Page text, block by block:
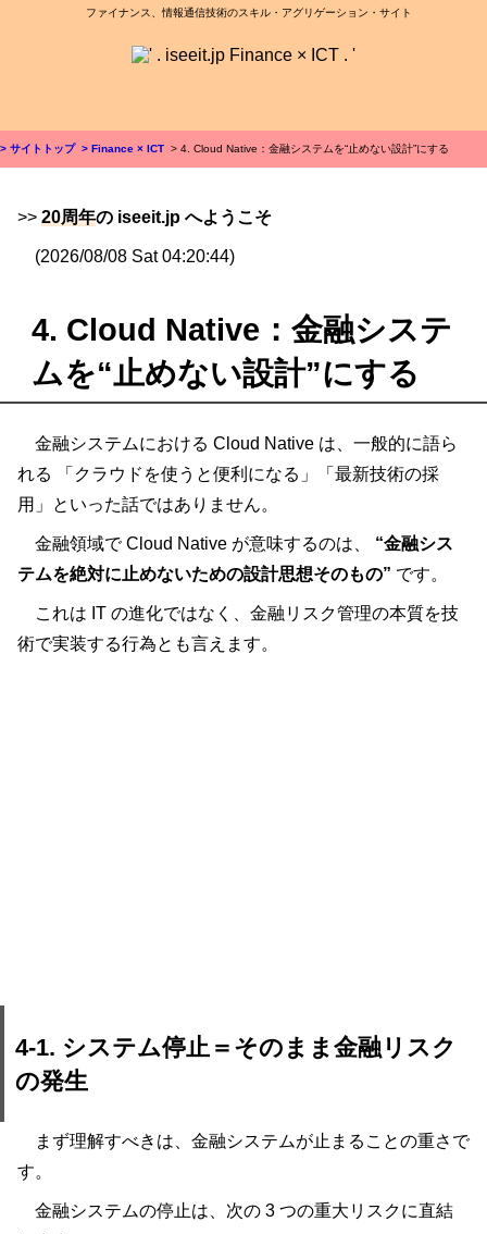
ファイナンス、情報通信技術のスキル・アグリゲーション・サイト
> サイトトップ > Finance × ICT > 4. Cloud Native：金融システムを“止めない設計”にする
>> 20周年の iseeit.jp へようこそ
(2026/08/08 Sat 04:20:44)
4. Cloud Native：金融システ
ムを“止めない設計”にする
金融システムにおける Cloud Native は、一般的に語ら
れる 「クラウドを使うと便利になる」「最新技術の採
用」といった話ではありません。
金融領域で Cloud Native が意味するのは、 “金融シス
テムを絶対に止めないための設計思想そのもの” です。
これは IT の進化ではなく、金融リスク管理の本質を技
術で実装する行為とも言えます。
4-1. システム停止＝そのまま金融リスク
の発生
まず理解すべきは、金融システムが止まることの重さで
す。
金融システムの停止は、次の 3 つの重大リスクに直結